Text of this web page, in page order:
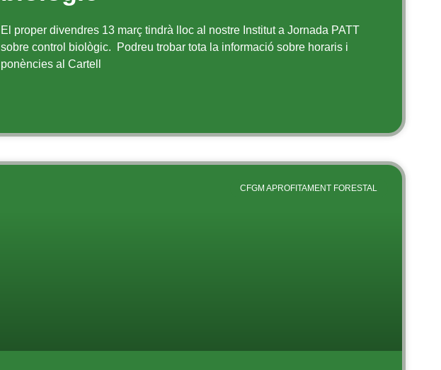
El proper divendres 13 març tindrà lloc al nostre Institut a Jornada PATT
sobre control biològic. Podreu trobar tota la informació sobre horaris i
ponències al Cartell
CFGM APROFITAMENT FORESTAL